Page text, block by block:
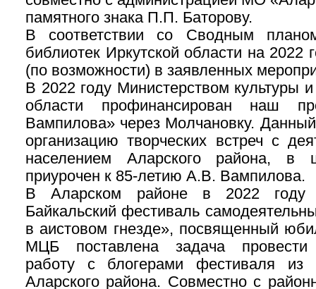
памятного знака П.П. Баторову.
В соответствии со Сводным планом
библиотек Иркутской области на 2022
(по возможности) в заявленных
В 2022 году Министерством культуры
области профинансирован наш
Вампилова» через Молчановку.
организацию творческих встреч с
населением Аларского района, в
приурочен к 85-летию А.В. Вампилова.
В Аларском районе в 2022 году
Байкальский фестиваль
в аистовом гнезде», посвященный
МЦБ поставлена задача провести
работу с блогерами фестиваля из
Аларского района. Совместно с